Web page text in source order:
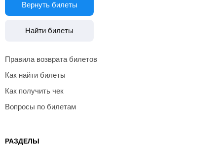
Вернуть билеты
Найти билеты
Правила возврата билетов
Как найти билеты
Как получить чек
Вопросы по билетам
РАЗДЕЛЫ